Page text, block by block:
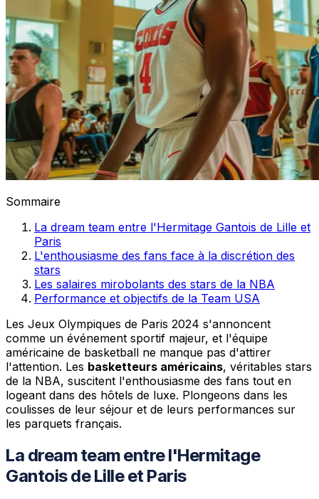
Sommaire
La dream team entre l'Hermitage Gantois de Lille et
Paris
L'enthousiasme des fans face à la discrétion des
stars
Les salaires mirobolants des stars de la NBA
Performance et objectifs de la Team USA
Les Jeux Olympiques de Paris 2024 s'annoncent
comme un événement sportif majeur, et l'équipe
américaine de basketball ne manque pas d'attirer
l'attention. Les basketteurs américains, véritables stars
de la NBA, suscitent l'enthousiasme des fans tout en
logeant dans des hôtels de luxe. Plongeons dans les
coulisses de leur séjour et de leurs performances sur
les parquets français.
La dream team entre l'Hermitage
Gantois de Lille et Paris